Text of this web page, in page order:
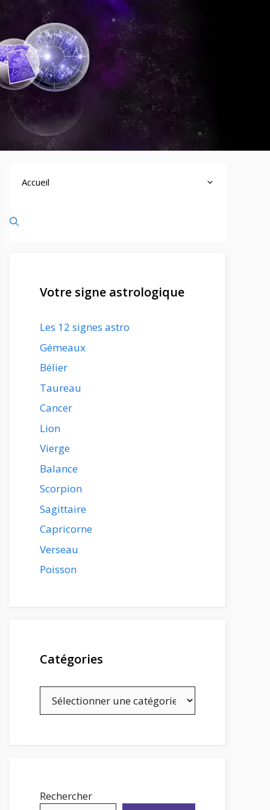
Accueil
Votre signe astrologique
Les 12 signes astro
Gémeaux
Bélier
Taureau
Cancer
Lion
Vierge
Balance
Scorpion
Sagittaire
Capricorne
Verseau
Poisson
Catégories
Rechercher